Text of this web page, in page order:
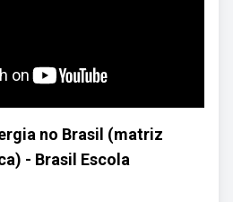
no Brasil (matriz
- Brasil Escola